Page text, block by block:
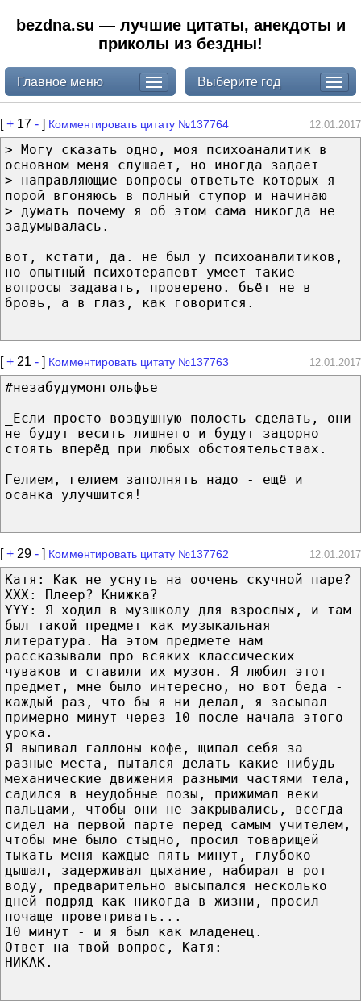
bezdna.su — лучшие цитаты, анекдоты и
приколы из бездны!
Главное меню Выберите год
[+ 17 - ] Комментировать цитату №137764 12.01.2017
> Могу сказать одно, моя психоаналитик в
основном меня слушает, но иногда задает
> направляющие вопросы ответьте которых я
порой вгоняюсь в полный ступор и начинаю
> думать почему я об этом сама никогда не
задумывалась.
вот, кстати, да. не был у психоаналитиков,
но опытный психотерапевт умеет такие
вопросы задавать, проверено. бьёт не в
бровь, а в глаз, как говорится.
[+ 21 - ] Комментировать цитату №137763 12.01.2017
#незабудумонгольфье
_Если просто воздушную полость сделать, они
не будут весить лишнего и будут задорно
стоять вперёд при любых обстоятельствах._
Гелием, гелием заполнять надо - ещё и
осанка улучшится!
[+ 29 - ] Комментировать цитату №137762 12.01.2017
Катя: Как не уснуть на оочень скучной паре?
XXX: Плеер? Книжка?
YYY: Я ходил в музшколу для взрослых, и там
был такой предмет как музыкальная
литература. На этом предмете нам
рассказывали про всяких классических
чуваков и ставили их музон. Я любил этот
предмет, мне было интересно, но вот беда -
каждый раз, что бы я ни делал, я засыпал
примерно минут через 10 после начала этого
урока.
Я выпивал галлоны кофе, щипал себя за
разные места, пытался делать какие-нибудь
механические движения разными частями тела,
садился в неудобные позы, прижимал веки
пальцами, чтобы они не закрывались, всегда
сидел на первой парте перед самым учителем,
чтобы мне было стыдно, просил товарищей
тыкать меня каждые пять минут, глубоко
дышал, задерживал дыхание, набирал в рот
воду, предварительно высыпался несколько
дней подряд как никогда в жизни, просил
почаще проветривать...
10 минут - и я был как младенец.
Ответ на твой вопрос, Катя:
НИКАК.